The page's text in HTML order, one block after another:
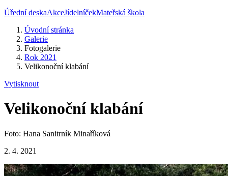
Úřední deskaAkceJídelníčekMateřská škola
Úvodní stránka
Galerie
Fotogalerie
Rok 2021
Velikonoční klabání
Vytisknout
Velikonoční klabání
Foto: Hana Sanitrník Minaříková
2. 4. 2021